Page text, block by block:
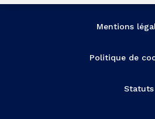
Mentions
Politique de
Statuts